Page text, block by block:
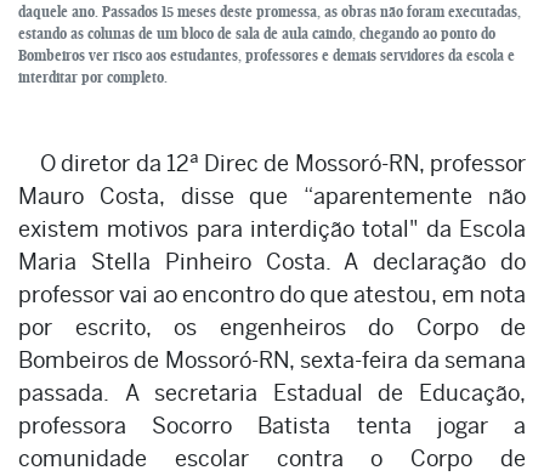
daquele ano. Passados 15 meses deste promessa, as obras não foram executadas,
estando as colunas de um bloco de sala de aula caindo, chegando ao ponto do
Bombeiros ver risco aos estudantes, professores e demais servidores da escola e
interditar por completo.
O diretor da 12ª Direc de Mossoró-RN, professor
Mauro Costa, disse que “aparentemente não
existem motivos para interdição total" da Escola
Maria Stella Pinheiro Costa. A declaração do
professor vai ao encontro do que atestou, em nota
por escrito, os engenheiros do Corpo de
Bombeiros de Mossoró-RN, sexta-feira da semana
passada. A secretaria Estadual de Educação,
professora Socorro Batista tenta jogar a
comunidade escolar contra o Corpo de